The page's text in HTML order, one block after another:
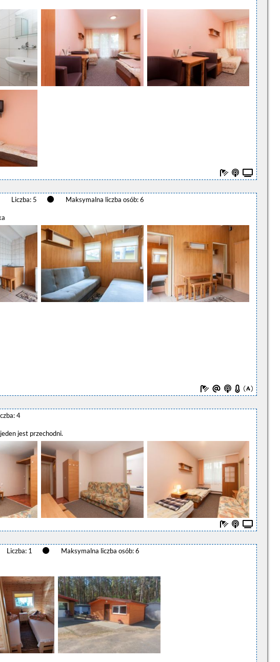
Liczba: 5 Maksymalna liczba osób: 6
4
jest przechodni.
Liczba: 1 Maksymalna liczba osób: 6